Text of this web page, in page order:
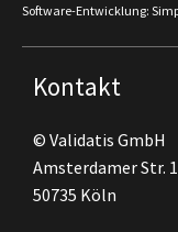
Software-Entwicklung:
Kontakt
© Validatis GmbH
Amsterdamer Str.
50735 Köln